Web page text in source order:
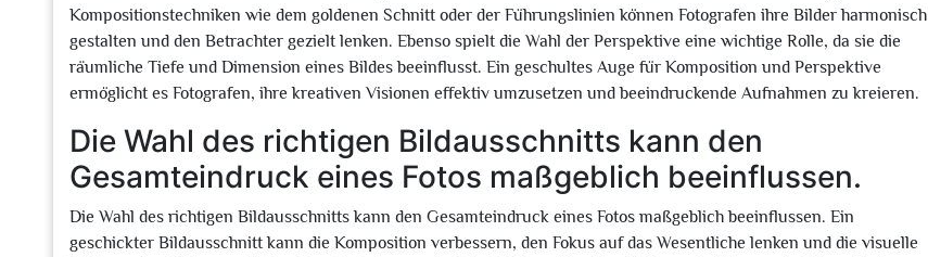
Kompositionstechniken wie dem goldenen Schnitt oder der Führungslinien können Fotografen ihre Bilder harmonisch
gestalten und den Betrachter gezielt lenken. Ebenso spielt die Wahl der Perspektive eine wichtige Rolle, da sie die
räumliche Tiefe und Dimension eines Bildes beeinflusst. Ein geschultes Auge für Komposition und Perspektive
ermöglicht es Fotografen, ihre kreativen Visionen effektiv umzusetzen und beeindruckende Aufnahmen zu kreieren.
Die Wahl des richtigen Bildausschnitts kann den
Gesamteindruck eines Fotos maßgeblich beeinflussen.
Die Wahl des richtigen Bildausschnitts kann den Gesamteindruck eines Fotos maßgeblich beeinflussen. Ein
geschickter Bildausschnitt kann die Komposition verbessern, den Fokus auf das Wesentliche lenken und die visuelle